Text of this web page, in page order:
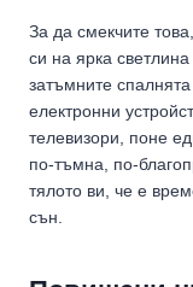
За да смекчите
си на ярка
затъмните
електронни
телевизори, поне
по-тъмна, по-
тялото ви, че е
сън.